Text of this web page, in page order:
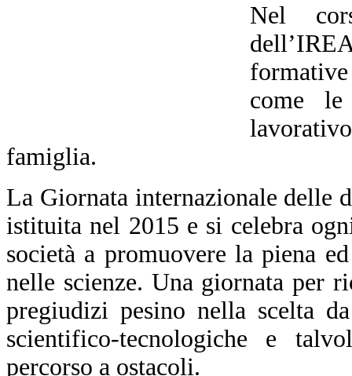
Nel
come le
famiglia.
La Giornata internazionale delle
istituita nel 2015 e si celebra
società a promuovere la piena
nelle scienze. Una giornata per
pregiudizi pesino nella scelta
scientifico-tecnologiche e
percorso a ostacoli.